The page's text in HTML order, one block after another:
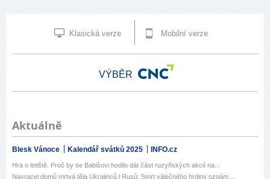
Klasická verze Mobilní verze
VÝBĚR
Aktuálně
Blesk Vánoce Kalendář svátků 2025 INFO.cz
Hra o letiště. Proč by se Babišovi hodilo dát část ruzyňských akcií na...
Navracel domů mrtvá těla Ukrajinců i Rusů: Smrt válečného hrdiny oznám...